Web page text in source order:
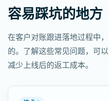
容易踩坑的地方
在客户对账跟进落地过程中
的。了解这些常见问题，可
减少上线后的返工成本。